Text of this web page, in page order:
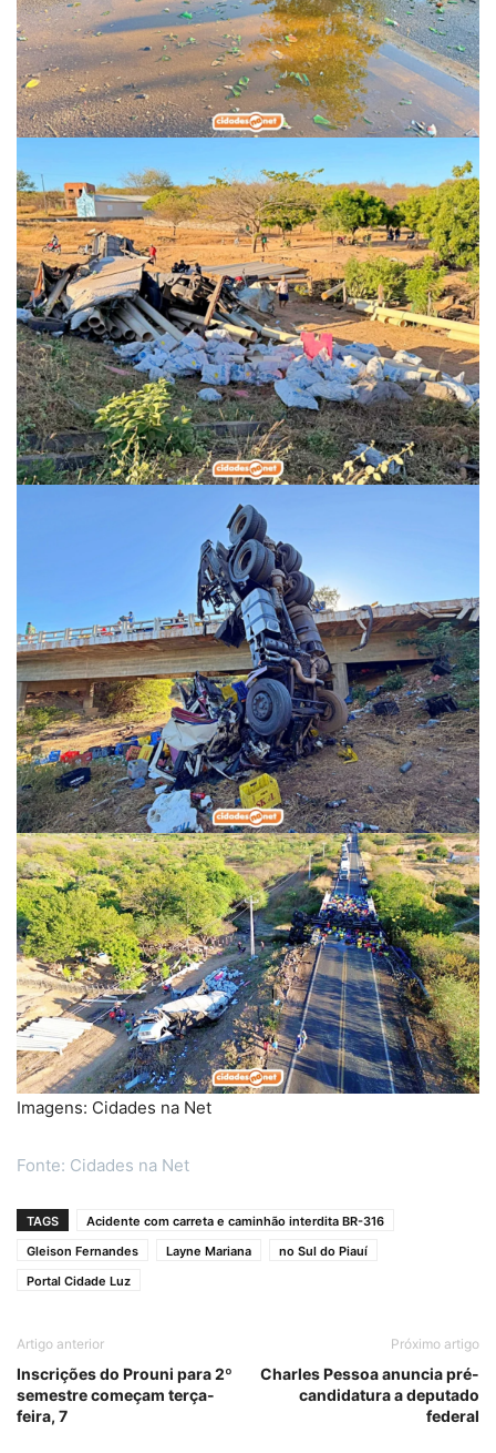
Imagens: Cidades na Net
Fonte: Cidades na Net
TAGS
Acidente com carreta e caminhão interdita BR-316
Gleison Fernandes
Layne Mariana
no Sul do Piauí
Portal Cidade Luz
Artigo anterior
Inscrições do Prouni para 2º
semestre começam terça-
feira, 7
Próximo artigo
Charles Pessoa anuncia pré-
candidatura a deputado
federal